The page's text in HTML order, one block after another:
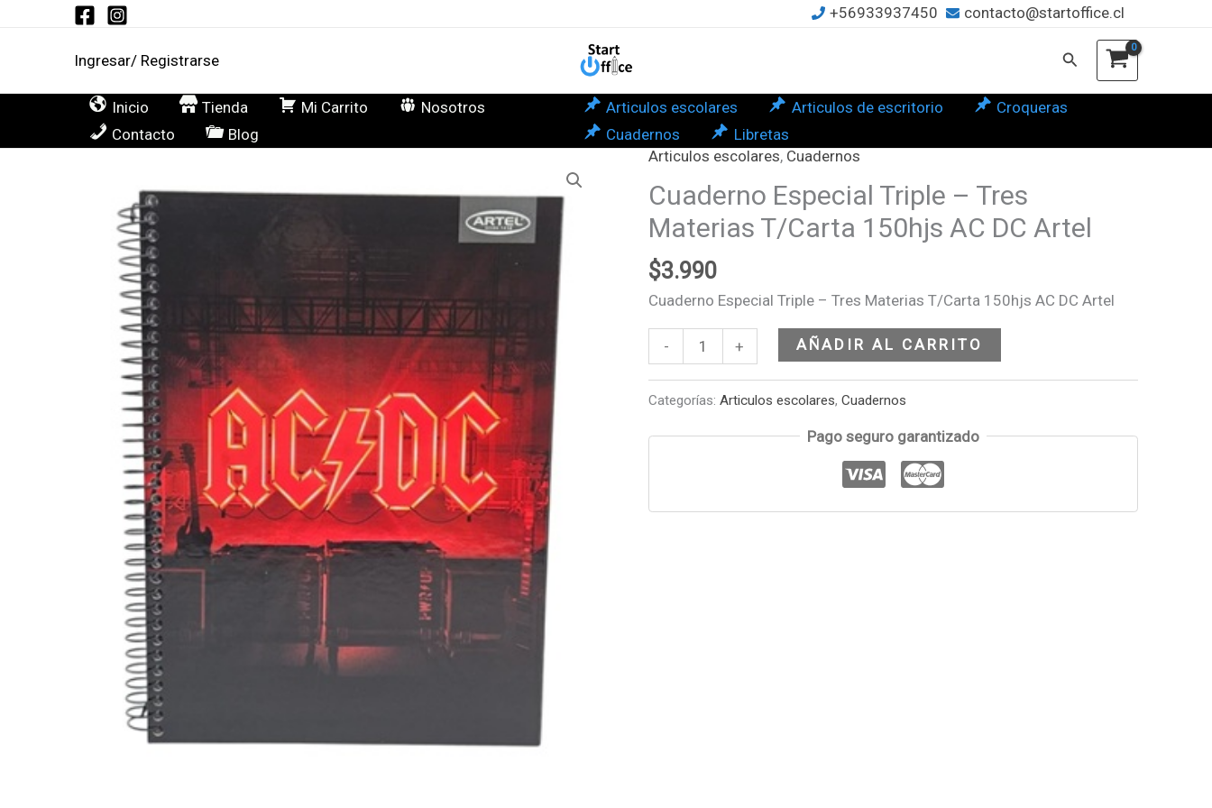
+56933937450 contacto@startoffice.cl
Ingresar/ Registrarse Buscar
Inicio Tienda Mi Carrito
Nosotros
Contacto
Blog
Articulos escolares Articulos de escritorio
Croqueras
Cuadernos
Libretas
Articulos escolares, Cuadernos
Cuaderno Especial Triple – Tres
Materias T/Carta 150hjs AC DC Artel
$3.990
Cuaderno Especial Triple – Tres Materias T/Carta 150hjs AC DC Artel
-
Cuaderno
Especial
Triple
-
Tres
Materias
T/Carta
AC
Artel
cantidad
+ AÑADIR AL CARRITO
Categorías:Articulos escolares,Cuadernos
Pago seguro garantizado
T/Carta
AC
Artel
cantidad